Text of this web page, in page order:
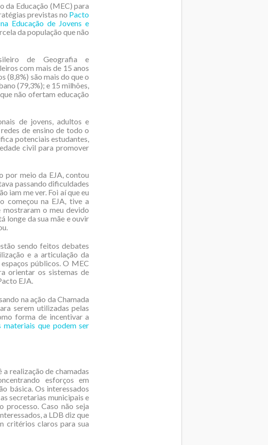
da Educação (MEC) para
previstas no Pacto
Educação de Jovens e
da população que não
de Geografia e
com mais de 15 anos
(8,8%) são mais do que o
(79,3%); e 15 milhões,
não ofertam educação
de jovens, adultos e
de ensino de todo o
potenciais estudantes,
civil para promover
por meio da EJA, contou
passando dificuldades
iam me ver. Foi aí que eu
começou na EJA, tive a
mostraram o meu devido
longe da sua mãe e ouvir
sendo feitos debates
e a articulação da
públicos. O MEC
orientar os sistemas de
EJA.
na ação da Chamada
serem utilizadas pelas
forma de incentivar a
materiais que podem ser
realização de chamadas
esforços em
básica. Os interessados
secretarias municipais e
processo. Caso não seja
a LDB diz que
critérios claros para sua